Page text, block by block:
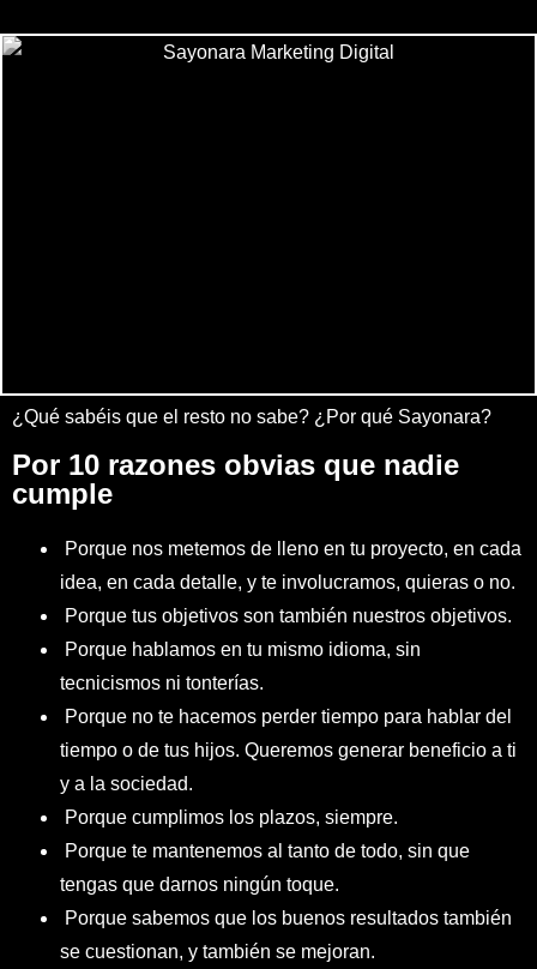
¿Qué sabéis que el resto no sabe? ¿Por qué Sayonara?
Por 10 razones obvias que nadie
cumple
Porque nos metemos de lleno en tu proyecto, en cada
idea, en cada detalle, y te involucramos, quieras o no.
Porque tus objetivos son también nuestros objetivos.
Porque hablamos en tu mismo idioma, sin
tecnicismos ni tonterías.
Porque no te hacemos perder tiempo para hablar del
tiempo o de tus hijos. Queremos generar beneficio a ti
y a la sociedad.
Porque cumplimos los plazos, siempre.
Porque te mantenemos al tanto de todo, sin que
tengas que darnos ningún toque.
Porque sabemos que los buenos resultados también
se cuestionan, y también se mejoran.